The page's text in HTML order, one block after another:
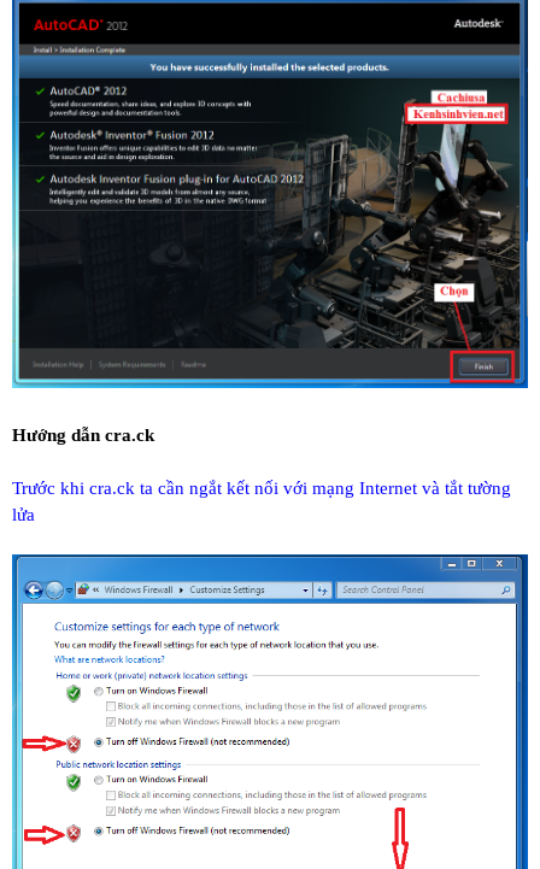
Hướng dẫn cra.ck
Trước khi cra.ck ta cần ngắt kết nối với mạng Internet và tắt tường
lửa